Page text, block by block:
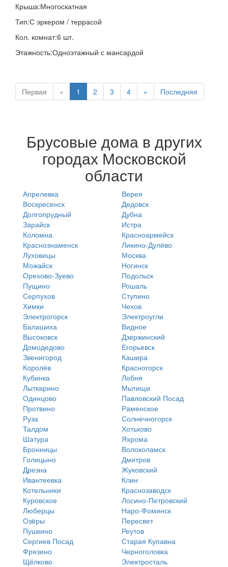
Крыша:Многоскатная
Тип:С эркером / террасой
Кол. комнат:6 шт.
Этажность:Одноэтажный с мансардой
Первая « 1 2 3 4 » Последняя
Брусовые дома в других
городах Московской
области
Апрелевка
Верея
Воскресенск
Дедовск
Долгопрудный
Дубна
Зарайск
Истра
Коломна
Красноармейск
Краснознаменск
Ликино-Дулёво
Луховицы
Москва
Можайск
Ногинск
Орехово-Зуево
Подольск
Пущино
Рошаль
Серпухов
Ступино
Химки
Чехов
Электрогорск
Электроугли
Балашиха
Видное
Высоковск
Дзержинский
Домодедово
Егорьевск
Звенигород
Кашира
Королёв
Красногорск
Кубинка
Лобня
Лыткарино
Мытищи
Одинцово
Павловский Посад
Протвино
Раменское
Руза
Солнечногорск
Талдом
Хотьково
Шатура
Яхрома
Бронницы
Волоколамск
Голицыно
Дмитров
Дрезна
Жуковский
Ивантеевка
Клин
Котельники
Краснозаводск
Куровское
Лосино-Петровский
Люберцы
Наро-Фоминск
Озёры
Пересвет
Пушкино
Реутов
Сергиев Посад
Старая Купавна
Фрязино
Черноголовка
Щёлково
Электросталь